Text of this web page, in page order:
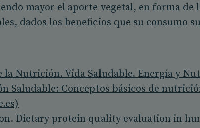
mayor el aporte vegetal, en forma de
dados los beneficios que su consumo
la Nutrición. Vida Saludable. Energía y
Saludable: Conceptos básicos de
Dietary protein quality evaluation in